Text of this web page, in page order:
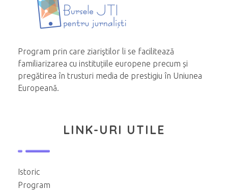
Program prin care ziariştilor li se facilitează
familiarizarea cu instituțiile europene precum și
pregătirea în trusturi media de prestigiu în Uniunea
Europeană.
LINK-URI UTILE
Istoric
Program